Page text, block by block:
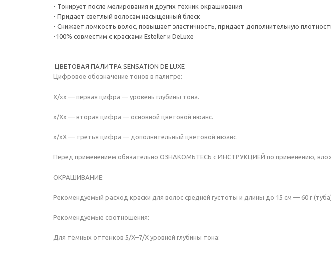
- Тонирует после мелирования и других техник окрашивания
- Придает светлый волосам насыщенный блеск
- Снижает ломкость волос, повышает эластичность, придает дополнительную
-100% совместим с красками Esteller и DeLuxe
ЦВЕТОВАЯ ПАЛИТРА SENSATION DE LUXE
Цифровое обозначение тонов в палитре:
Х/хх — первая цифра — уровень глубины тона.
х/Хх — вторая цифра — основной цветовой нюанс.
х/хХ — третья цифра — дополнительный цветовой нюанс.
Перед применением обязательно ОЗНАКОМЬТЕСЬ с ИНСТРУКЦИЕЙ по применению,
ОКРАШИВАНИЕ:
Рекомендуемый расход краски для волос средней густоты и длины до 15 см — 60 г
Рекомендуемые соотношения:
Для тёмных оттенков 5/Х–7/Х уровней глубины тона: